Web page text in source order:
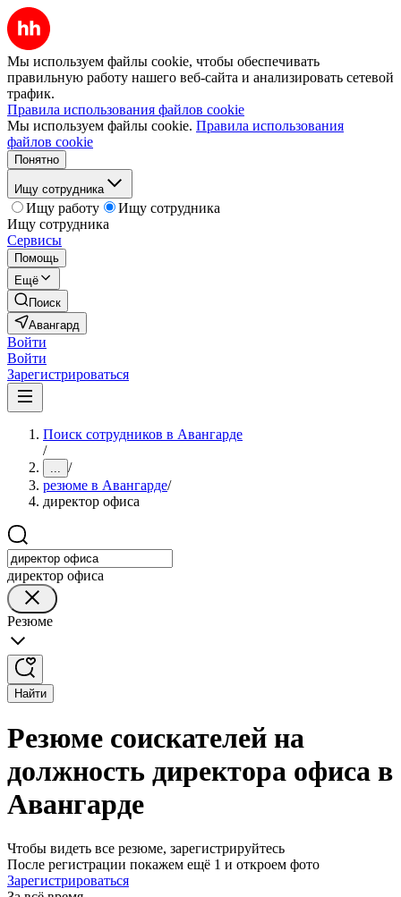
Мы используем файлы cookie, чтобы обеспечивать
правильную работу нашего веб-сайта и анализировать сетевой
трафик.
Правила использования файлов cookie
Мы используем файлы cookie. Правила использования
файлов cookie
Понятно
Ищу сотрудника
Ищу работу
Ищу сотрудника
Ищу сотрудника
Сервисы
Помощь
Ещё
Поиск
Авангард
Войти
Войти
Зарегистрироваться
Поиск сотрудников в Авангарде
/
... /
резюме в Авангарде/
директор офиса
директор офиса
Резюме
Найти
Резюме соискателей на
должность директора офиса в
Авангарде
Чтобы видеть все резюме, зарегистрируйтесь
После регистрации покажем ещё 1 и откроем фото
Зарегистрироваться